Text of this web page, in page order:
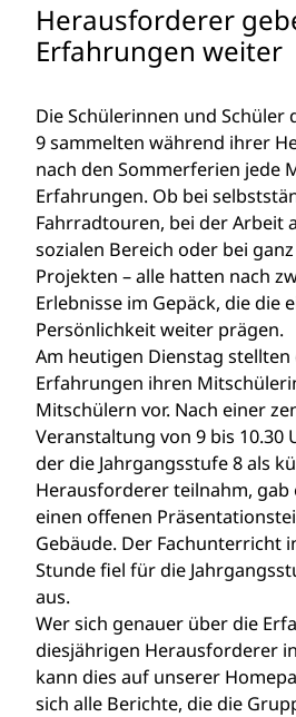
Herausforderer
Erfahrungen weiter
Die Schülerinnen und Schüler
9 sammelten während ihrer
nach den Sommerferien jede
Erfahrungen. Ob bei
Fahrradtouren, bei der Arbeit
sozialen Bereich oder bei
Projekten – alle hatten nach
Erlebnisse im Gepäck, die die
Persönlichkeit weiter prägen.
Am heutigen Dienstag
Erfahrungen ihren
Mitschülern vor. Nach einer
Veranstaltung von 9 bis 10.30
der die Jahrgangsstufe 8 als
Herausforderer teilnahm, gab
einen offenen
Gebäude. Der Fachunterricht
Stunde fiel für die
aus.
Wer sich genauer über die
diesjährigen Herausforderer
kann dies auf unserer
sich alle Berichte, die die